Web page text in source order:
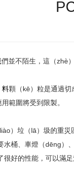
不陌生，這（zhè
料顆（kē）粒是通過
範圍將受到限製。
垃（lā）圾的重災
水桶、車燈（dēng
很好的性能，可以滿